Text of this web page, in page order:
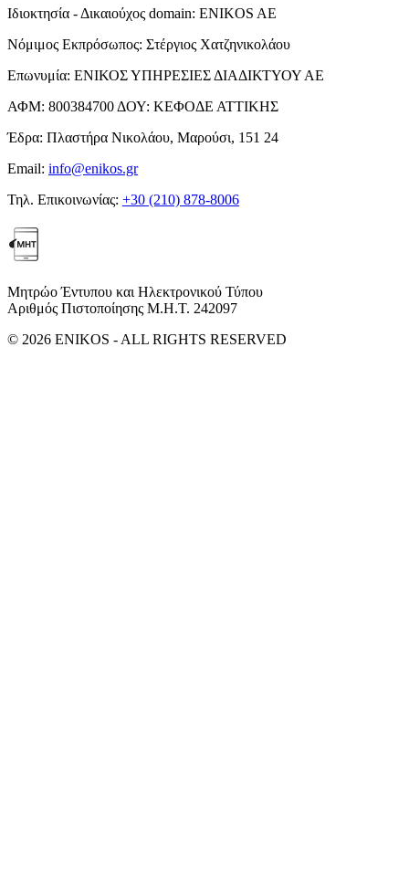
Ιδιοκτησία - Δικαιούχος domain: ENIKOS AE
Νόμιμος Εκπρόσωπος: Στέργιος Χατζηνικολάου
Επωνυμία: ΕΝΙΚΟΣ ΥΠΗΡΕΣΙΕΣ ΔΙΑΔΙΚΤΥΟΥ ΑΕ
ΑΦΜ: 800384700 ΔΟΥ: ΚΕΦΟΔΕ ΑΤΤΙΚΗΣ
Έδρα: Πλαστήρα Νικολάου, Μαρούσι, 151 24
Email: info@enikos.gr
Τηλ. Επικοινωνίας: +30 (210) 878-8006
Μητρώο Έντυπου και Ηλεκτρονικού Τύπου
Αριθμός Πιστοποίησης Μ.Η.Τ. 242097
© 2026 ENIKOS - ALL RIGHTS RESERVED